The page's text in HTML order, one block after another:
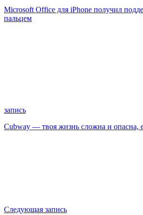
Microsoft Office для iPhone получил
пальцем
запись
Сubway — твоя жизнь сложна и опасна,
Следующая запись